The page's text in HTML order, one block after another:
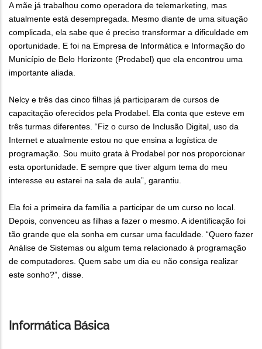
A mãe já trabalhou como operadora de telemarketing, mas
atualmente está desempregada. Mesmo diante de uma situação
complicada, ela sabe que é preciso transformar a dificuldade em
oportunidade. E foi na Empresa de Informática e Informação do
Município de Belo Horizonte (Prodabel) que ela encontrou uma
importante aliada.
Nelcy e três das cinco filhas já participaram de cursos de
capacitação oferecidos pela Prodabel. Ela conta que esteve em
três turmas diferentes. “Fiz o curso de Inclusão Digital, uso da
Internet e atualmente estou no que ensina a logística de
programação. Sou muito grata à Prodabel por nos proporcionar
esta oportunidade. E sempre que tiver algum tema do meu
interesse eu estarei na sala de aula”, garantiu.
Ela foi a primeira da família a participar de um curso no local.
Depois, convenceu as filhas a fazer o mesmo. A identificação foi
tão grande que ela sonha em cursar uma faculdade. “Quero fazer
Análise de Sistemas ou algum tema relacionado à programação
de computadores. Quem sabe um dia eu não consiga realizar
este sonho?”, disse.
Informática Básica